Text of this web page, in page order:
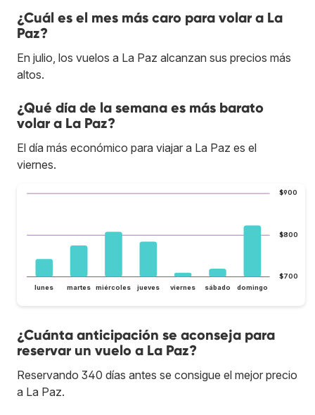
¿Cuál es el mes más caro para volar a La
Paz?
En julio, los vuelos a La Paz alcanzan sus precios más
altos.
¿Qué día de la semana es más barato
volar a La Paz?
El día más económico para viajar a La Paz es el
viernes.
$700
$800
$900
lunes martes miércoles jueves viernes sábado domingo
¿Cuánta anticipación se aconseja para
reservar un vuelo a La Paz?
Reservando 340 días antes se consigue el mejor precio
a La Paz.